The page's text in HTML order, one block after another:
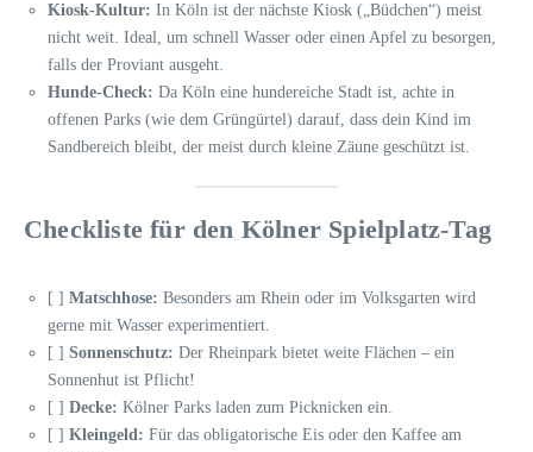
Kiosk-Kultur: In Köln ist der nächste Kiosk („Büdchen“) meist
nicht weit. Ideal, um schnell Wasser oder einen Apfel zu besorgen,
falls der Proviant ausgeht.
Hunde-Check: Da Köln eine hundereiche Stadt ist, achte in
offenen Parks (wie dem Grüngürtel) darauf, dass dein Kind im
Sandbereich bleibt, der meist durch kleine Zäune geschützt ist.
Checkliste für den Kölner Spielplatz-Tag
[ ] Matschhose: Besonders am Rhein oder im Volksgarten wird
gerne mit Wasser experimentiert.
[ ] Sonnenschutz: Der Rheinpark bietet weite Flächen – ein
Sonnenhut ist Pflicht!
[ ] Decke: Kölner Parks laden zum Picknicken ein.
[ ] Kleingeld: Für das obligatorische Eis oder den Kaffee am